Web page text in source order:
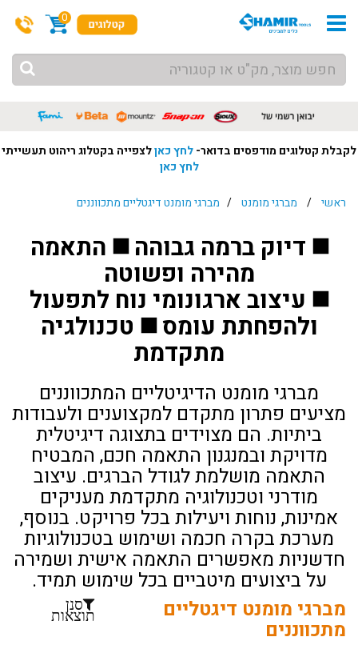
0
לקבלת קטלוגים מודפסים בדואר-לחץ כאןלצפייה בקטלוג ריהוט תעשייתי
לחץ כאן
ראשי / מברגי מומנט / מברגי מומנט דיגטליים מתכווננים
◼️ דיוק ברמה גבוהה ◼️ התאמה
מהירה ופשוטה
◼️ עיצוב ארגונומי נוח לתפעול
ולהפחתת עומס ◼️ טכנולגיה
מתקדמת
מברגי מומנט הדיגיטליים המתכווננים
מציעים פתרון מתקדם למקצוענים ולעבודות
ביתיות. הם מצוידים בתצוגה דיגיטלית
מדויקת ובמנגנון התאמה חכם, המבטיח
התאמה מושלמת לגודל הברגים. עיצוב
מודרני וטכנולוגיה מתקדמת מעניקים
אמינות, נוחות ויעילות בכל פרויקט. בנוסף,
מערכת בקרה חכמה ושימוש בטכנולוגיות
חדשניות מאפשרים התאמה אישית ושמירה
על ביצועים מיטביים בכל שימוש תמיד.
סנן
תוצאות מברגי מומנט דיגטליים
מתכווננים